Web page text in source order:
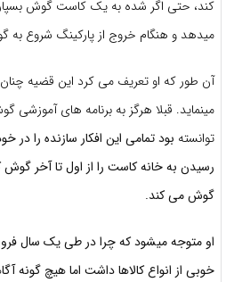
کند، حتی اگر شده به یک کاست گوش
میدهد و هنگام خروج از پارکینگ شروع
آن طور که او تعریف می کرد این قضیه
مینماید. قبلا هرگز به برنامه های آموزشی
توانسته بود تمامی این افکار سازنده را
رسیدن به خانه کاست را از اول تا آخر گوش
گوش می کند.
او متوجه میشود که چرا در طی یک سال
خوبی از انواع کالاها داشت اما هیچ گونه